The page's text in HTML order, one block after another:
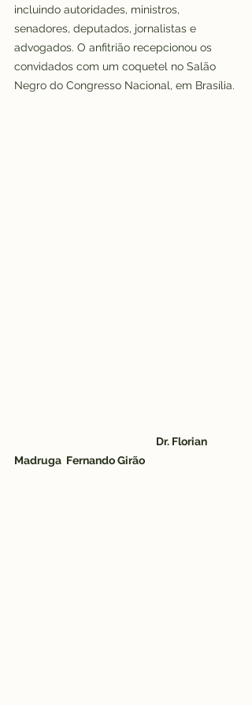
incluindo autoridades, ministros,
senadores, deputados, jornalistas e
advogados. O anfitrião recepcionou os
convidados com um coquetel no Salão
Negro do Congresso Nacional, em Brasília.
Dr. Florian
Madruga  Fernando Girão